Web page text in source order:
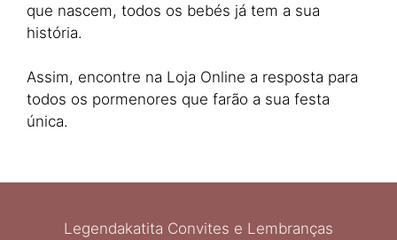
que nascem, todos os bebés já tem a sua
história.
Assim, encontre na Loja Online a resposta para
todos os pormenores que farão a sua festa
única.
Legendakatita Convites e Lembranças